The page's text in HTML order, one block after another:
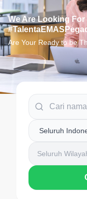
We Are Looking For
Are Your Ready to be
Seluruh